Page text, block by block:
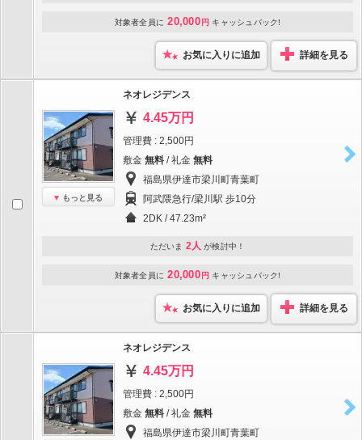
対象者全員に 20,000 円 キャッシュバック!
お気に入りに追加 詳細を見る
もっと見る
ネオレジデンス
4.45万円
管理費 : 2,500円
敷金 無料 / 礼金 無料
福島県伊達市梁川町青葉町
阿武隈急行/梁川駅 歩10分
2DK / 47.23m²
ただいま 2人 が検討中！
対象者全員に 20,000 円 キャッシュバック!
お気に入りに追加 詳細を見る
ネオレジデンス
4.45万円
管理費 : 2,500円
敷金 無料 / 礼金 無料
福島県伊達市梁川町青葉町